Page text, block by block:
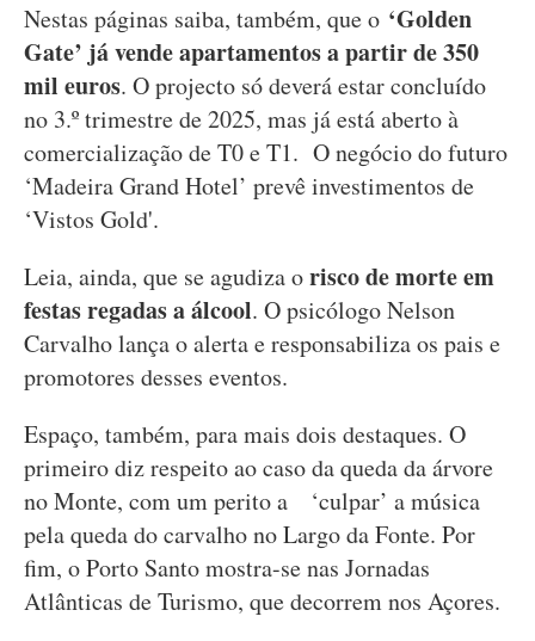
Nestas páginas saiba, também, que o ‘Golden
Gate’ já vende apartamentos a partir de 350
mil euros. O projecto só deverá estar concluído
no 3.º trimestre de 2025, mas já está aberto à
comercialização de T0 e T1. O negócio do futuro
‘Madeira Grand Hotel’ prevê investimentos de
‘Vistos Gold'.
Leia, ainda, que se agudiza orisco de morte em
festas regadas a álcool. O psicólogo Nelson
Carvalho lança o alerta e responsabiliza os pais e
promotores desses eventos.
Espaço, também, para mais dois destaques. O
primeiro diz respeito ao caso da queda da árvore
no Monte, com um perito a ‘culpar’ a música
pela queda do carvalho no Largo da Fonte. Por
fim, o Porto Santo mostra-se nas Jornadas
Atlânticas de Turismo, que decorrem nos Açores.